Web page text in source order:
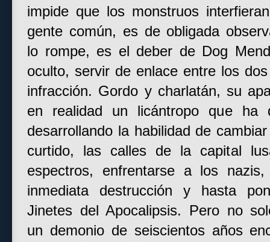
impide que los monstruos
gente común, es de obligada
lo rompe, es el deber de Dog
oculto, servir de enlace entre los
infracción. Gordo y charlatán, su
en realidad un licántropo que ha
desarrollando la habilidad de
curtido, las calles de la capital
espectros, enfrentarse a los
inmediata destrucción y hasta
Jinetes del Apocalipsis. Pero no
un demonio de seiscientos años